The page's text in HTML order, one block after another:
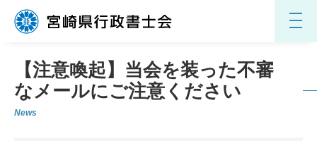
【注意喚起】当会を装った不審
なメールにご注意ください
News